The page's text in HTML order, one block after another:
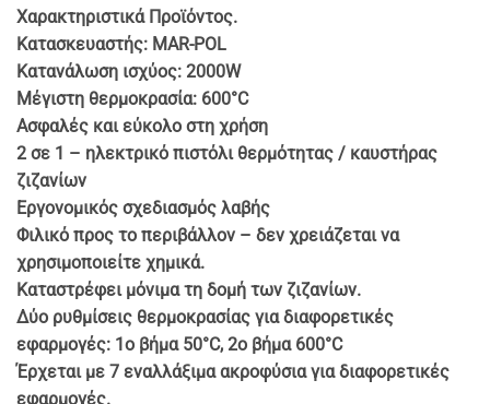
€ 39.90.
Χαρακτηριστικά Προϊόντος.
Κατασκευαστής: MAR-POL
Κατανάλωση ισχύος: 2000W
Μέγιστη θερμοκρασία: 600°C
Ασφαλές και εύκολο στη χρήση
2 σε 1 – ηλεκτρικό πιστόλι θερμότητας / καυστήρας
ζιζανίων
Εργονομικός σχεδιασμός λαβής
Φιλικό προς το περιβάλλον – δεν χρειάζεται να
χρησιμοποιείτε χημικά.
Καταστρέφει μόνιμα τη δομή των ζιζανίων.
Δύο ρυθμίσεις θερμοκρασίας για διαφορετικές
εφαρμογές: 1ο βήμα 50°C, 2ο βήμα 600°C
Έρχεται με 7 εναλλάξιμα ακροφύσια για διαφορετικές
εφαρμογές.